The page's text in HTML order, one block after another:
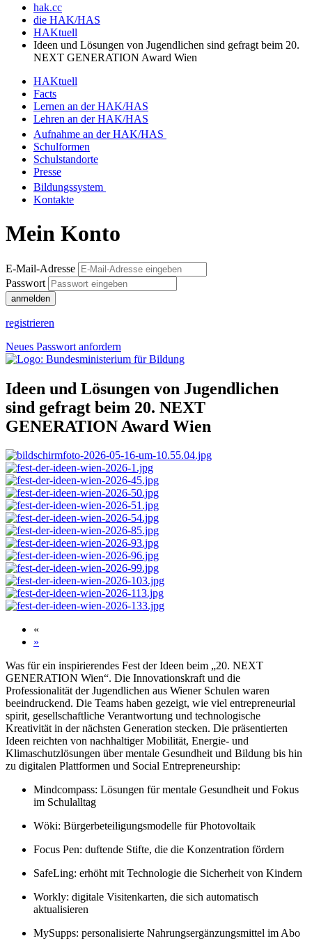
hak.cc
die HAK/HAS
HAKtuell
Ideen und Lösungen von Jugendlichen sind gefragt beim 20.
NEXT GENERATION Award Wien
HAKtuell
Facts
Lernen an der HAK/HAS
Lehren an der HAK/HAS
Aufnahme an der HAK/HAS
Schulformen
Schulstandorte
Presse
Bildungssystem
Kontakte
Mein Konto
E-Mail-Adresse
Passwort
anmelden
registrieren
Neues Passwort anfordern
Ideen und Lösungen von Jugendlichen
sind gefragt beim 20. NEXT
GENERATION Award Wien
«
»
Was für ein inspirierendes Fest der Ideen beim „20. NEXT
GENERATION Wien“. Die Innovationskraft und die
Professionalität der Jugendlichen aus Wiener Schulen waren
beeindruckend. Die Teams haben gezeigt, wie viel entrepreneurial
spirit, gesellschaftliche Verantwortung und technologische
Kreativität in der nächsten Generation stecken. Die präsentierten
Ideen reichten von nachhaltiger Mobilität, Energie- und
Klimaschutzlösungen über mentale Gesundheit und Bildung bis hin
zu digitalen Plattformen und Social Entrepreneurship:
Mindcompass: Lösungen für mentale Gesundheit und Fokus
im Schulalltag
Wöki: Bürgerbeteiligungsmodelle für Photovoltaik
Focus Pen: duftende Stifte, die die Konzentration fördern
SafeLing: erhöht mit Technologie die Sicherheit von Kindern
Workly: digitale Visitenkarten, die sich automatisch
aktualisieren
MySupps: personalisierte Nahrungsergänzungsmittel im Abo